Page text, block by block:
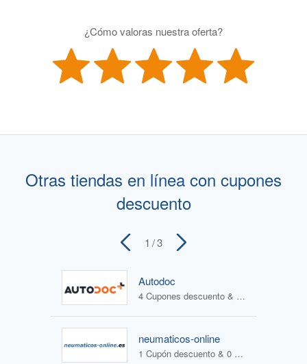
¿Cómo valoras nuestra oferta?
Otras tiendas en línea con cupones
descuento
1 / 3
Autodoc
4 Cupones descuento & 0 Ofertas
neumaticos-online
1 Cupón descuento & 0 Ofertas